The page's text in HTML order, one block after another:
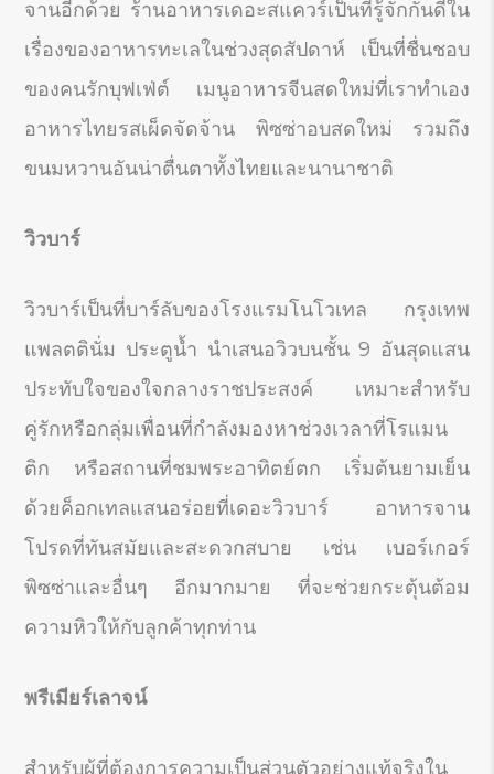
จานอีกด้วย ร้านอาหารเดอะสแควร์เป็นที่รู้จักกันดีใน
เรื่องของอาหารทะเลในช่วงสุดสัปดาห์ เป็นที่ชื่นชอบ
ของคนรักบุฟเฟ่ต์ เมนูอาหารจีนสดใหม่ที่เราทำเอง
อาหารไทยรสเผ็ดจัดจ้าน พิซซ่าอบสดใหม่ รวมถึง
ขนมหวานอันน่าตื่นตาทั้งไทยและนานาชาติ
วิวบาร์
วิวบาร์เป็นที่บาร์ลับของโรงแรมโนโวเทล กรุงเทพ
แพลตตินั่ม ประตูน้ำ นำเสนอวิวบนชั้น 9 อันสุดแสน
ประทับใจของใจกลางราชประสงค์ เหมาะสำหรับ
คู่รักหรือกลุ่มเพื่อนที่กำลังมองหาช่วงเวลาที่โรแมน
ติก หรือสถานที่ชมพระอาทิตย์ตก เริ่มต้นยามเย็น
ด้วยค็อกเทลแสนอร่อยที่เดอะวิวบาร์ อาหารจาน
โปรดที่ทันสมัยและสะดวกสบาย เช่น เบอร์เกอร์
พิซซ่าและอื่นๆ อีกมากมาย ที่จะช่วยกระตุ้นต้อม
ความหิวให้กับลูกค้าทุกท่าน
พรีเมียร์เลาจน์
สำหรับผู้ที่ต้องการความเป็นส่วนตัวอย่างแท้จริงใน